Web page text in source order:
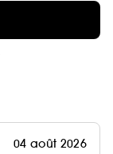
04 août 2026